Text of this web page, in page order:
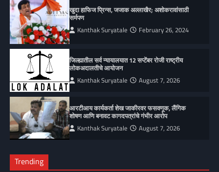
खुदा हाफिज प्रिन्स, जजाक अल्लाखैर; अशोकरावांसाठी
सर्मपण
Kanthak Suryatale February 26, 2024
जिल्ह्यातील सर्व न्यायालयात 12 सप्टेंबर रोजी राष्ट्रीय
लोकअदालतीचे आयोजन
Kanthak Suryatale August 7, 2026
आरटीआय कार्यकर्ता शेख जाकीरवर फसवणूक, लैंगिक
शोषण आणि बनावट कागदपत्रांचे गंभीर आरोप
Kanthak Suryatale August 7, 2026
Trending